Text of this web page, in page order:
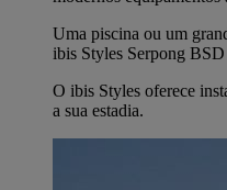
Uma piscina ou um
ibis Styles Serpong
O ibis Styles oferece
a sua estadia.